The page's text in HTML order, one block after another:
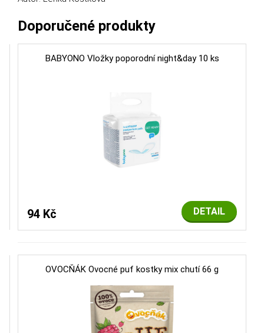
Doporučené produkty
BABYONO Vložky poporodní night&day 10 ks
DETAIL
94 Kč
OVOCŇÁK Ovocné puf kostky mix chutí 66 g